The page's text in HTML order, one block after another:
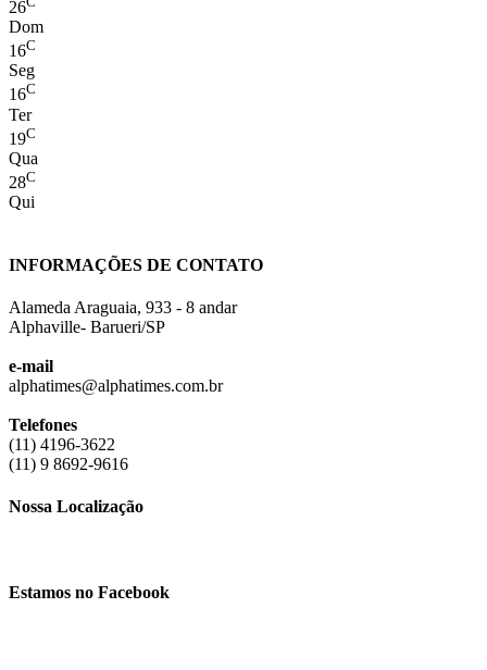
26
Dom
16C
Seg
16C
Ter
19C
Qua
28C
Qui
INFORMAÇÕES DE CONTATO
Alameda Araguaia, 933 - 8 andar
Alphaville- Barueri/SP
e-mail
alphatimes@alphatimes.com.br
Telefones
(11) 4196-3622
(11) 9 8692-9616
Nossa Localização
Estamos no Facebook